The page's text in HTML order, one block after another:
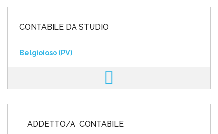
CONTABILE DA STUDIO
Belgioioso (PV)
ADDETTO/A CONTABILE